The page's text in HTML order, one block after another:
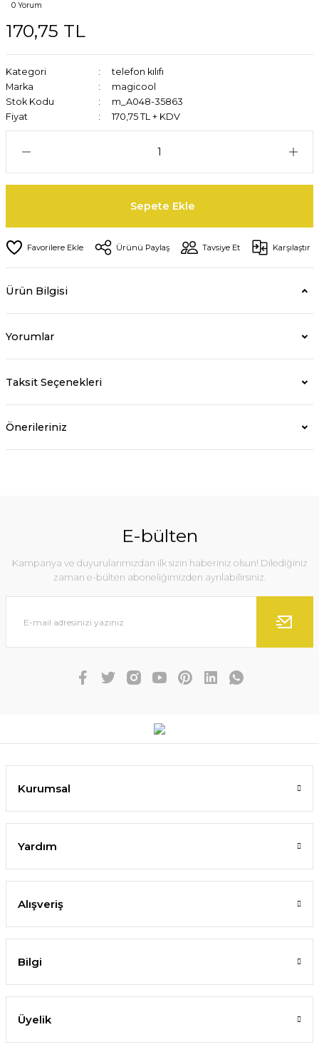
0 Yorum
170,75 TL
Kategori
telefon kılıfı
Marka
magicool
Stok Kodu
m_A048-35863
Fiyat
170,75 TL + KDV
Sepete Ekle
Ürünü Paylaş Tavsiye Et Karşılaştır
Ürün Bilgisi
Yorumlar
Taksit Seçenekleri
Önerileriniz
E-bülten
Kampanya ve duyurularımızdan ilk sizin haberiniz olsun! Dilediğiniz
zaman e-bülten aboneliğimizden ayrılabilirsiniz.
Kurumsal
Yardım
Alışveriş
Bilgi
Üyelik